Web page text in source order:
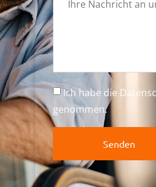
Ich habe die
genommen.
Senden